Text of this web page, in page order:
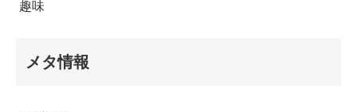
趣味
メタ情報